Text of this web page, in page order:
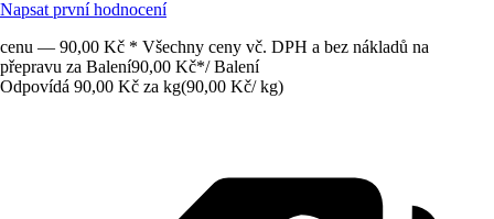
Napsat první hodnocení
cenu — 90,00 Kč * Všechny ceny vč. DPH a bez nákladů na
přepravu za Balení90,00 Kč*/ Balení
Odpovídá 90,00 Kč za kg(90,00 Kč/ kg)